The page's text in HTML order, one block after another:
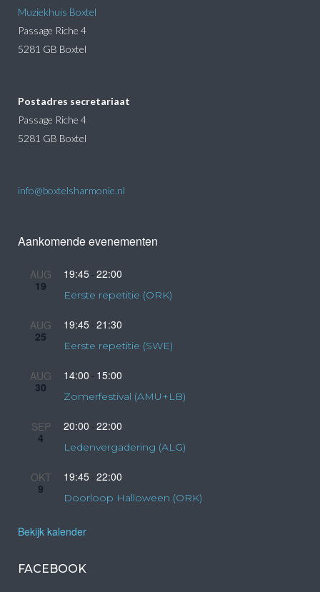
Muziekhuis Boxtel
Passage Riche 4
5281 GB Boxtel
Postadres secretariaat
Passage Riche 4
5281 GB Boxtel
info@boxtelsharmonie.nl
Aankomende evenementen
AUG
19
19:45 - 22:00
Eerste repetitie (ORK)
AUG
25
19:45 - 21:30
Eerste repetitie (SWE)
AUG
30
14:00 - 15:00
Zomerfestival (AMU+LB)
SEP
4
20:00 - 22:00
Ledenvergadering (ALG)
OKT
9
19:45 - 22:00
Doorloop Halloween (ORK)
Bekijk kalender
FACEBOOK